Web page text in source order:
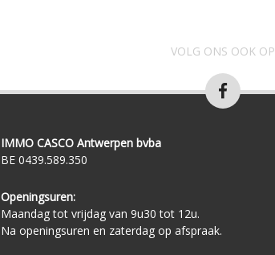
VOLG ONS OOK OP
IMMO CASCO Antwerpen bvba
BE 0439.589.350
Openingsuren:
Maandag tot vrijdag van 9u30 tot 12u.
Na openingsuren en zaterdag op afspraak.